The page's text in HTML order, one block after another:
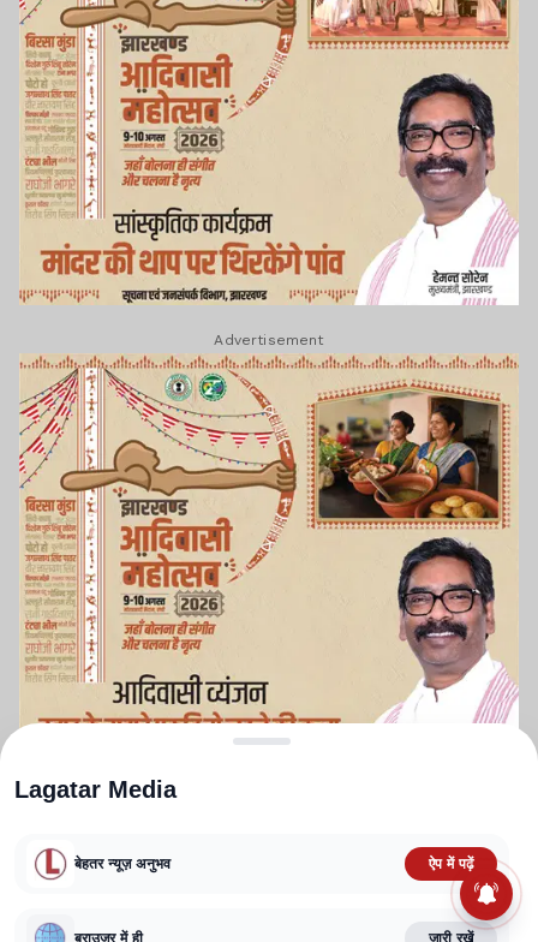
Advertisement
TERMS AND CONDITIONS
Lagatar Media
बेहतर न्यूज़ अनुभव ऐप में पढ़ें
ब्राउज़र में ही जारी रखें